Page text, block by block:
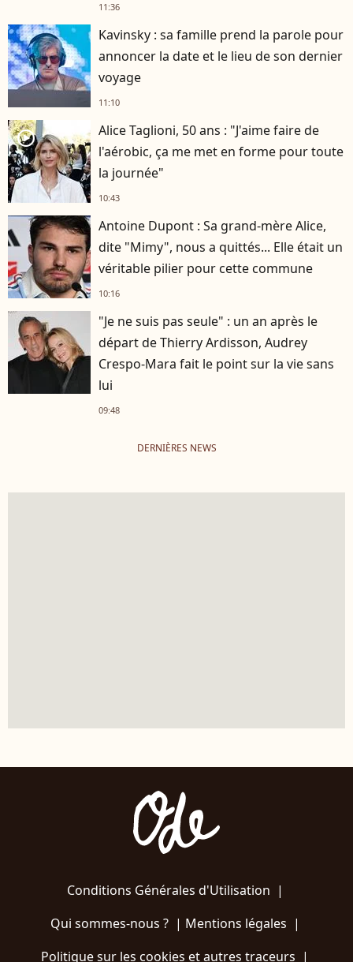
11:36
Kavinsky : sa famille prend la parole pour
annoncer la date et le lieu de son dernier
voyage
11:10
player2
Alice Taglioni, 50 ans : "J'aime faire de
l'aérobic, ça me met en forme pour toute
la journée"
10:43
Antoine Dupont : Sa grand-mère Alice,
dite "Mimy", nous a quittés... Elle était un
véritable pilier pour cette commune
10:16
"Je ne suis pas seule" : un an après le
départ de Thierry Ardisson, Audrey
Crespo-Mara fait le point sur la vie sans
lui
09:48
DERNIÈRES NEWS
Conditions Générales d'Utilisation |
Qui sommes-nous ?| Mentions légales |
Politique sur les cookies et autres traceurs |